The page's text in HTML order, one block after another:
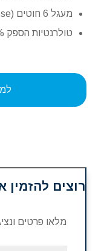
מעגל 6 חוטים (sense)
טולרנטיות הספק 0.1%
מלאו פרטים